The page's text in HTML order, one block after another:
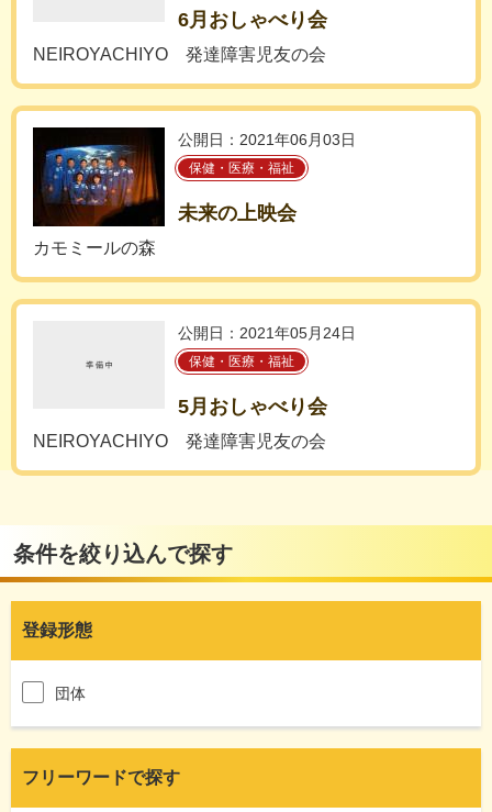
6月おしゃべり会
NEIROYACHIYO 発達障害児友の会
公開日：2021年06月03日
保健・医療・福祉
未来の上映会
カモミールの森
公開日：2021年05月24日
保健・医療・福祉
5月おしゃべり会
NEIROYACHIYO 発達障害児友の会
条件を絞り込んで探す
登録形態
団体
フリーワードで探す